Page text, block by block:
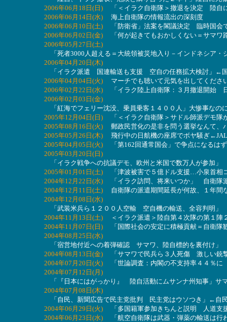
2006年06月18日(日) 「＜イラク自衛隊＞撤退を決定 陸自
2006年06月14日(水) 海上自衛隊の情報流出の深刻度
2006年06月10日(土) 「防衛省」法案を閣議決定 臨時国会
2006年06月02日(金) 「何が起きてもおかしくない＝サマワ
2006年05月27日(土)
「死者3000人超える＝大統領被災地入り－インドネシア
2006年04月20日(木)
「イラク派遣 国連輸送も支援 空自の任務拡大検討」←国
2006年04月04日(火) マーチでも聴いて元気を出してくださ
2006年02月22日(水) 「イラク陸上自衛隊：３月撤退開始
2006年02月03日(金)
「紅海でフェリー沈没、乗員乗客１４００人」大惨事なの
2005年12月04日(日) 「＜イラク自衛隊＞サドル師派デモ隊
2005年08月16日(火) 郵政民営化の是非を問う選挙なんて、
2005年05月26日(木) 飛行中の日航機の座席でボヤ騒ぎ
2005年04月05日(火) 「第162回通常国会」で争点になるは
2005年03月20日(日)
「イラク戦争への抗議デモ、欧州と米国で数万人が参加
2005年01月01日(土) 「津波被害で５億ドル支援…小泉首相
2004年12月22日(水) 「イラク訪問、将来いつか」 自衛隊
2004年12月11日(土) 自衛隊の派遣期間延長が何故、１年間
2004年12月08日(水)
「武装米兵ら１２００人空輸 空自機の輸送、全容判明」
2004年11月13日(土) ＜イラク派遣＞陸自第４次隊の第１陣
2004年11月07日(日) 「国際社会の安定に積極貢献＝自衛隊
2004年08月25日(水)
「宿営地付近への着弾確認 サマワ、陸自標的を裏付け」
2004年08月13日(金) 「サマワで民兵ら３人死傷 激しい銃
2004年07月20日(火) 「世論調査：内閣の不支持率４４％に
2004年07月12日(月)
「『日本にはがっかり』 陸自活動にムサンナ州知事」サ
2004年07月08日(木)
「自民、新聞広告で民主党批判 民主党はウソつき」←自
2004年06月29日(火) 「多国籍軍参加きちんと説明 人道支
2004年06月23日(水) 「航空自衛隊は武器・弾薬の輸送は行